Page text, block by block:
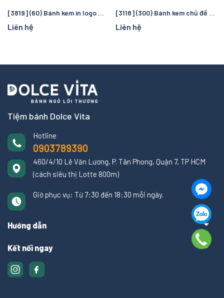
[3819] (60) Bánh kem in logo Manchester City – Quà tặng sinh nhật hoàn hảo cho fan bóng đá
Liên hệ
[3118] (300) Bánh kem chủ đề cướp biển và đại dương – Chuyến truy tìm kho báu kỳ thú cho bé
Liên hệ
Tiệm bánh Dolce Vita
Hotline
0903789390
460/4/10 Lê Văn Lương, P. Tân Phong, Quận 7, TP HCM
(cách siêu thị Lotte 800m)
Giờ phục vụ: Từ 7:30 đến 18:30 mỗi ngày.
Hướng dẫn
Kết nối ngay